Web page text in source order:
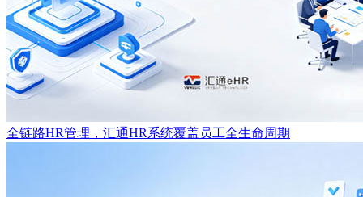
全链路HR管理，汇通HR系统覆盖员工全生命周期